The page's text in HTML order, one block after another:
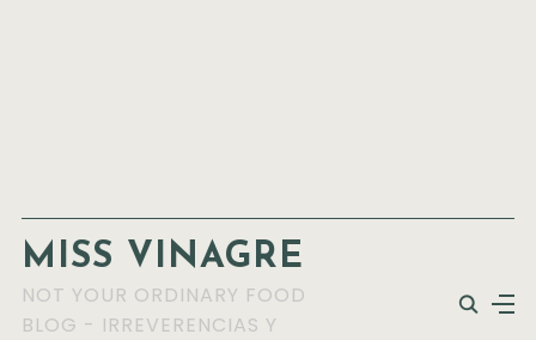
MISS VINAGRE
NOT YOUR ORDINARY FOOD
BLOG - IRREVERENCIAS Y